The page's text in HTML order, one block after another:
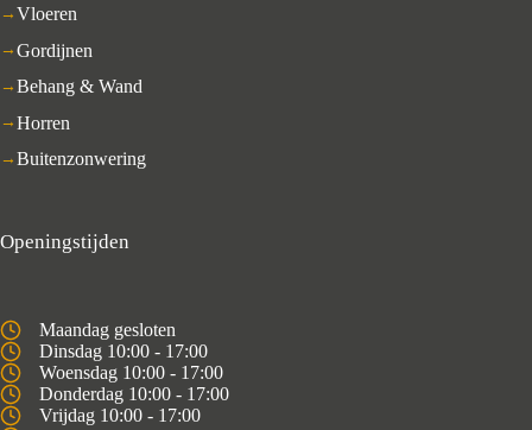
Vloeren
Gordijnen
Behang & Wand
Horren
Buitenzonwering
Openingstijden
Maandag gesloten
Dinsdag 10:00 - 17:00
Woensdag 10:00 - 17:00
Donderdag 10:00 - 17:00
Vrijdag 10:00 - 17:00